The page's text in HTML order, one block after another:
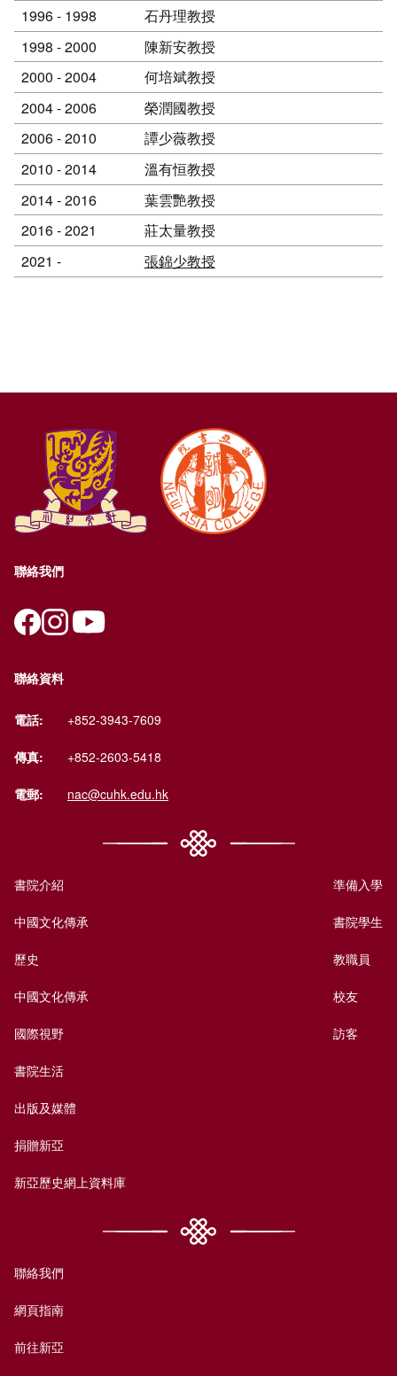
1996 - 1998
石丹理教授
1998 - 2000
陳新安教授
2000 - 2004
何培斌教授
2004 - 2006
榮潤國教授
2006 - 2010
譚少薇教授
2010 - 2014
溫有恒教授
2014 - 2016
葉雲艷教授
2016 - 2021
莊太量教授
2021 -
張錦少教授
聯絡我們
聯絡資料
電話: +852-3943-7609
傳真: +852-2603-5418
電郵: nac@cuhk.edu.hk
書院介紹
中國文化傳承
歷史
中國文化傳承
國際視野
書院生活
出版及媒體
捐贈新亞
新亞歷史網上資料庫
準備入學
書院學生
教職員
校友
訪客
聯絡我們
網頁指南
前往新亞